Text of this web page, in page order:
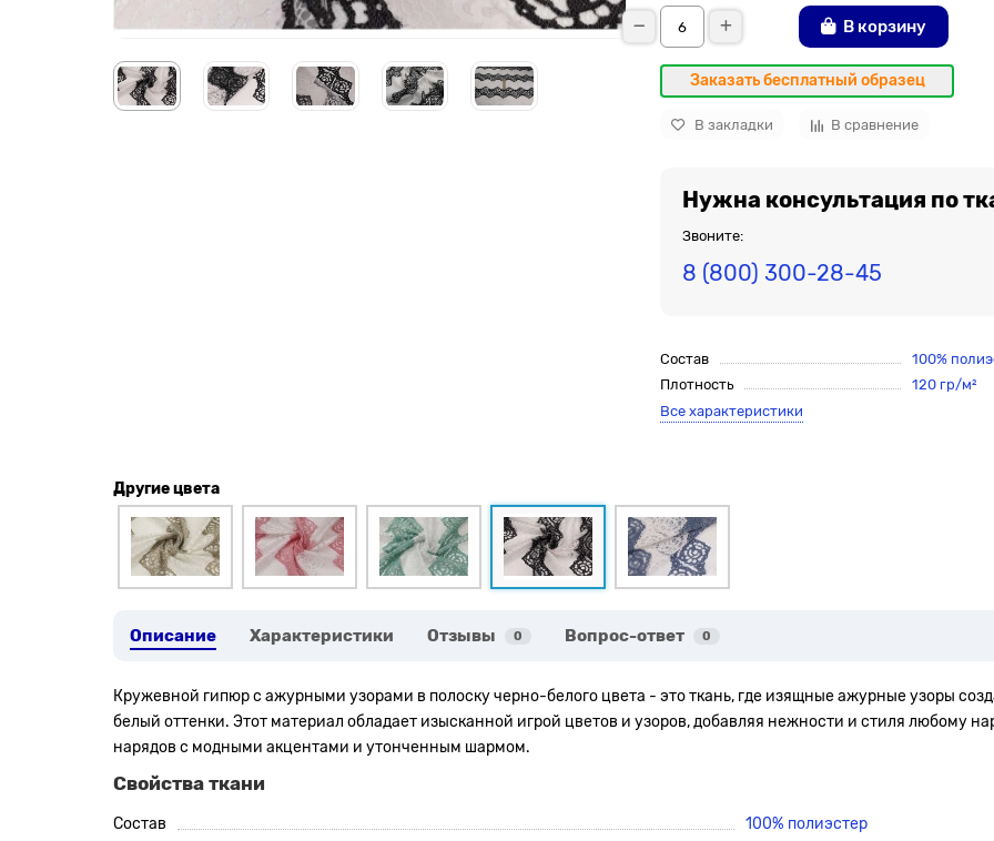
В корзину
Заказать бесплатный образец
В закладки В сравнение
Нужна консультация по
Звоните:
8 (800) 300-28-45
Состав
100%
Плотность
120 гр/м²
Все характеристики
Другие цвета
Описание Характеристики Отзывы 0 Вопрос-ответ 0
Кружевной гипюр с ажурными узорами в полоску черно-белого цвета - это ткань, где изящные ажурные узоры
белый оттенки. Этот материал обладает изысканной игрой цветов и узоров, добавляя нежности и стиля любому
нарядов с модными акцентами и утонченным шармом.
Свойства ткани
Состав
100% полиэстер